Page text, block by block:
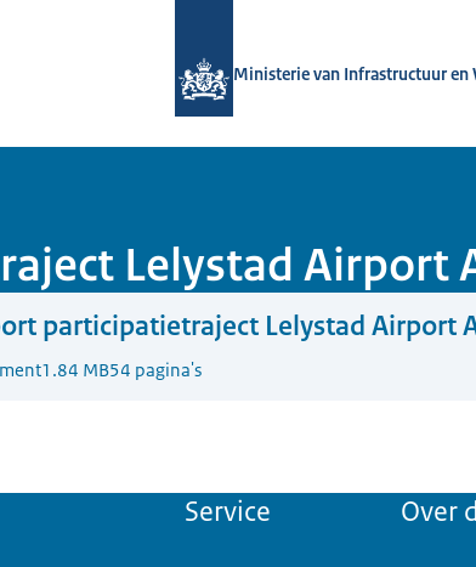
Ministerie van Infrastructuur en
Lelystad Airport
participatietraject Lelystad Airport
1.84 MB54 pagina's
Service Over